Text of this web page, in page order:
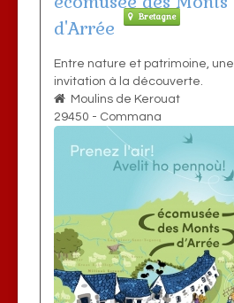
d'Arrée
Bretagne
Entre nature et patrimoine, une
invitation à la découverte.
Moulins de Kerouat
29450 - Commana